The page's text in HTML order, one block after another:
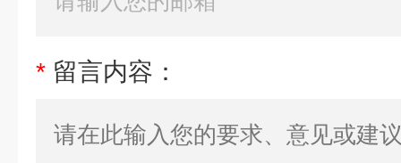
* 留言内容：